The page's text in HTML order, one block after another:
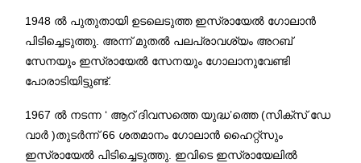
1948 ൽ പുതുതായി ഉടലെടുത്ത ഇസ്രായേൽ ഗോലാൻ
പിടിച്ചെടുത്തു. അന്ന് മുതൽ പലപ്രാവശ്യം അറബ്
സേനയും ഇസ്രായേൽ സേനയും ഗോലാനുവേണ്ടി
പോരാടിയിട്ടുണ്ട്.
1967 ൽ നടന്ന ‘ ആറ് ദിവസത്തെ യുദ്ധ’ത്തെ (സിക്സ് ഡേ
വാർ )തുടർന്ന് 66 ശതമാനം ഗോലാൻ ഹൈറ്റ്സും
ഇസ്രായേൽ പിടിച്ചെടുത്തു. ഇവിടെ ഇസ്രായേലിൽ